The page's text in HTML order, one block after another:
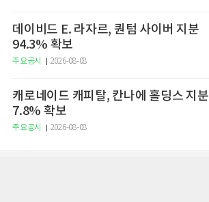
데이비드 E. 라자르, 퀀텀 사이버 지분
94.3% 확보
주요공시 2026-08-08
캐로네이드 캐피탈, 칸나에 홀딩스 지분
7.8% 확보
주요공시 2026-08-08